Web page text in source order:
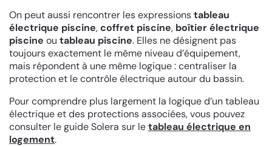
On peut aussi rencontrer les expressionstableau
électrique piscine,coffret piscine, boîtier électrique
piscine ou tableau piscine. Elles ne désignent pas
toujours exactement le même niveau d’équipement,
mais répondent à une même logique : centraliser la
protection et le contrôle électrique autour du bassin.
Pour comprendre plus largement la logique d’un tableau
électrique et des protections associées, vous pouvez
consulter le guide Solera sur letableau électrique en
logement.